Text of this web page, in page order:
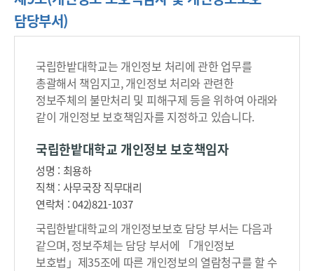
담당부서)
국립한밭대학교는 개인정보 처리에 관한 업무를
총괄해서 책임지고, 개인정보 처리와 관련한
정보주체의 불만처리 및 피해구제 등을 위하여 아래와
같이 개인정보 보호책임자를 지정하고 있습니다.
국립한밭대학교 개인정보 보호책임자
성명 : 최용하
직책 : 사무국장 직무대리
연락처 : 042)821-1037
국립한밭대학교의 개인정보보호 담당 부서는 다음과
같으며, 정보주체는 담당 부서에 「개인정보
보호법」제35조에 따른 개인정보의 열람청구를 할 수